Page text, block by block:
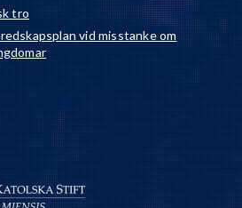
tro
vid misstanke om